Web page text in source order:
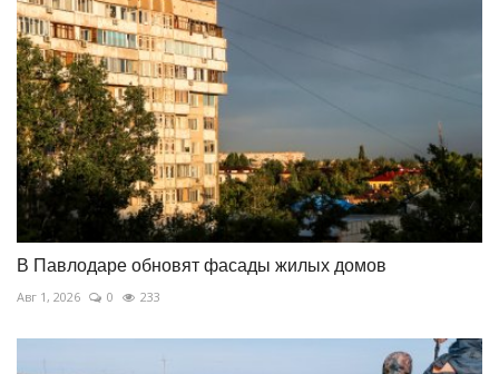
В Павлодаре обновят фасады жилых домов
Авг 1, 2026 0 233